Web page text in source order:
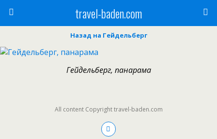
travel-baden.com
Назад на Гейдельберг
Гейдельберг, панарама
All content Copyright travel-baden.com